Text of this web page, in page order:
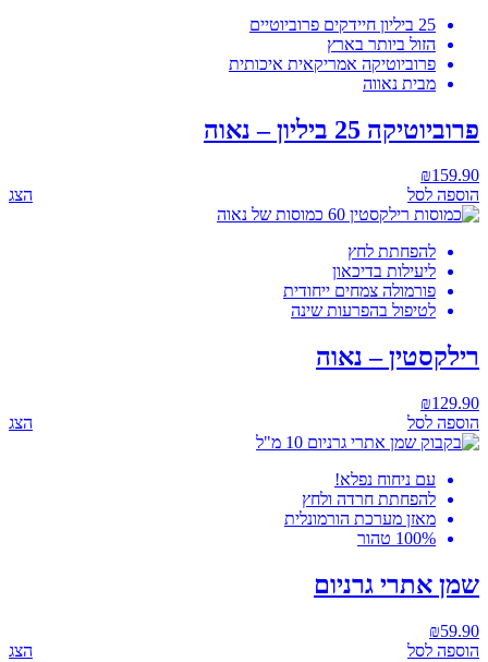
25 ביליון חיידקים פרוביוטיים
הזול ביותר בארץ
פרוביוטיקה אמריקאית איכותית
מבית נאווה
פרוביוטיקה 25 ביליון – נאוה
₪159.90
הוספה לסל
הצג
להפחתת לחץ
ליעילות בדיכאון
פורמולה צמחים ייחודית
לטיפול בהפרעות שינה
רילקסטין – נאוה
₪129.90
הוספה לסל
הצג
עם ניחוח נפלא!
להפחתת חרדה ולחץ
מאזן מערכת הורמונלית
100% טהור
שמן אתרי גרניום
₪59.90
הוספה לסל
הצג